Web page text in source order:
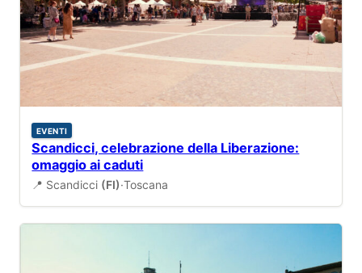
EVENTI
Scandicci, celebrazione della Liberazione:
omaggio ai caduti
📍 Scandicci (FI)·Toscana